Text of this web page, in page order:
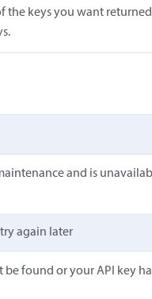
the keys you want
and is
again later
be found or your API key